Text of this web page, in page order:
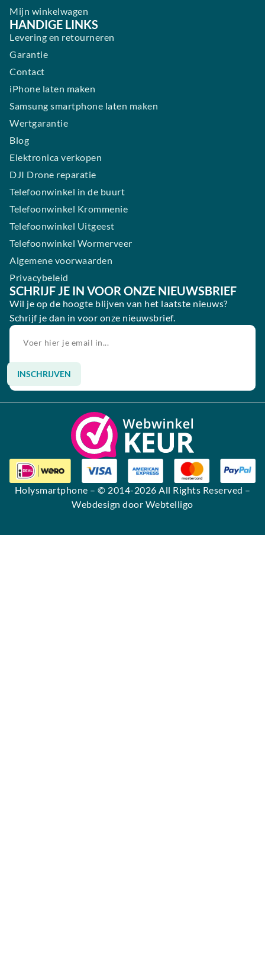
Mijn winkelwagen
HANDIGE LINKS
Levering en retourneren
Garantie
Contact
iPhone laten maken
Samsung smartphone laten maken
Wertgarantie
Blog
Elektronica verkopen
DJI Drone reparatie
Telefoonwinkel in de buurt
Telefoonwinkel Krommenie
Telefoonwinkel Uitgeest
Telefoonwinkel Wormerveer
Algemene voorwaarden
Privacybeleid
SCHRIJF JE IN VOOR ONZE NIEUWSBRIEF
Wil je op de hoogte blijven van het laatste nieuws?
Schrijf je dan in voor onze nieuwsbrief.
INSCHRIJVEN
Alternative:
Holysmartphone – © 2014-2026 All Rights Reserved –
Webdesign door Webtelligo